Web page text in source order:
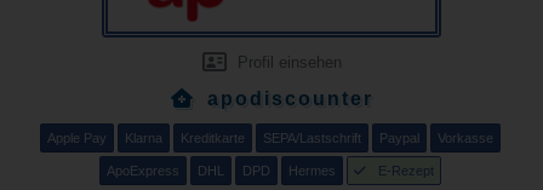
Profil einsehen
apodiscounter
Apple Pay Klarna Kreditkarte SEPA/Lastschrift Paypal Vorkasse
ApoExpress DHL DPD Hermes E-Rezept